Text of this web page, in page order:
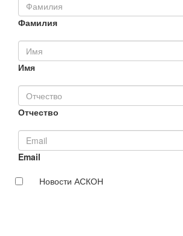
Фамилия
Имя
Отчество
Email
Новости АСКОН